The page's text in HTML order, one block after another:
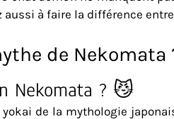
aussi à faire la différence
de Nekomata
Nekomata ? 😼
de la mythologie